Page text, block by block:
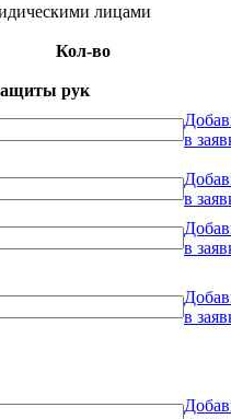
лицами
Кол-во
рук
в
в
в
в